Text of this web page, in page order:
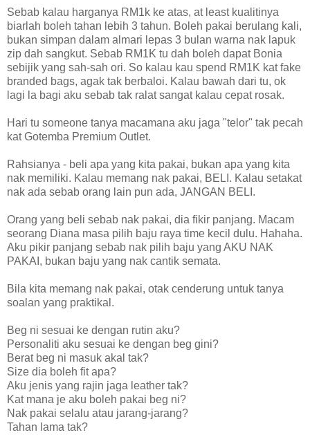
Sebab kalau harganya RM1k ke atas, at least kualitinya
biarlah boleh tahan lebih 3 tahun. Boleh pakai berulang kali,
bukan simpan dalam almari lepas 3 bulan warna nak lapuk
zip dah sangkut. Sebab RM1K tu dah boleh dapat Bonia
sebijik yang sah-sah ori. So kalau kau spend RM1K kat fake
branded bags, agak tak berbaloi. Kalau bawah dari tu, ok
lagi la bagi aku sebab tak ralat sangat kalau cepat rosak.
Hari tu someone tanya macamana aku jaga "telor" tak pecah
kat Gotemba Premium Outlet.
Rahsianya - beli apa yang kita pakai, bukan apa yang kita
nak memiliki. Kalau memang nak pakai, BELI. Kalau setakat
nak ada sebab orang lain pun ada, JANGAN BELI.
Orang yang beli sebab nak pakai, dia fikir panjang. Macam
seorang Diana masa pilih baju raya time kecil dulu. Hahaha.
Aku pikir panjang sebab nak pilih baju yang AKU NAK
PAKAI, bukan baju yang nak cantik semata.
Bila kita memang nak pakai, otak cenderung untuk tanya
soalan yang praktikal.
Beg ni sesuai ke dengan rutin aku?
Personaliti aku sesuai ke dengan beg gini?
Berat beg ni masuk akal tak?
Size dia boleh fit apa?
Aku jenis yang rajin jaga leather tak?
Kat mana je aku boleh pakai beg ni?
Nak pakai selalu atau jarang-jarang?
Tahan lama tak?